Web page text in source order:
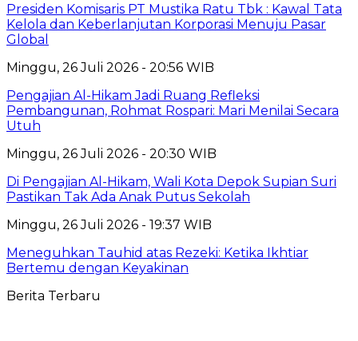
Presiden Komisaris PT Mustika Ratu Tbk : Kawal Tata
Kelola dan Keberlanjutan Korporasi Menuju Pasar
Global
Minggu, 26 Juli 2026 - 20:56 WIB
Pengajian Al-Hikam Jadi Ruang Refleksi
Pembangunan, Rohmat Rospari: Mari Menilai Secara
Utuh
Minggu, 26 Juli 2026 - 20:30 WIB
Di Pengajian Al-Hikam, Wali Kota Depok Supian Suri
Pastikan Tak Ada Anak Putus Sekolah
Minggu, 26 Juli 2026 - 19:37 WIB
Meneguhkan Tauhid atas Rezeki: Ketika Ikhtiar
Bertemu dengan Keyakinan
Berita Terbaru